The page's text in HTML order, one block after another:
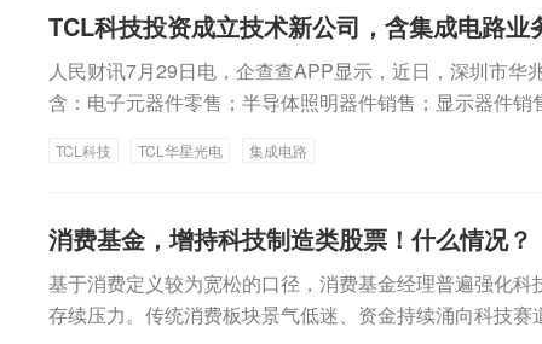
产业动向看，显示企业已由技术关注进入实质性布局阶
还处于一个技术论证和前期开发的阶段，已组建专业团
点，与客户开展技术交流、技术攻关及协同开发。“当前
说。按照规划，TCL华星预计将在今年下半年展示玻璃
板试验线，目前已向部分国内客户送样，部分客户已通过
试阶段。京东方表示，其布局的逻辑在于复用多年积累的
力和大规模集成智能制造能力，将玻璃基封装载板作为“
入“显示面板制造与半导体先进封装，在核心工艺上确实
受采访时表示，大尺寸玻璃基板处理、薄膜沉积、光刻
键环节，均是显示面板制造的核心能力，也与先进封装玻
合。在赵军看来，除了工艺衔接，设备和供应链亦构成面
者的核心设备、原材料供应链也有部分重合。TCL华星
级。相较传统有机基板，玻璃材料具有热膨胀系数更接近
连密度受限等问题。其中，TGV即玻璃通孔技术，是玻璃
过在玻璃材料上形成高密度微米级通孔并实现填铜、金
TCL科技投资成立技术新公司，含集成电路业
人民财讯7月29日电，企查查APP显示，近日，深圳市
含：电子元器件零售；半导体照明器件销售；显示器件
TCL科技 TCL华星光电 集成电路
消费基金，增持科技制造类股票！什么情况？
基于消费定义较为宽松的口径，消费基金经理普遍强化科
存续压力。传统消费板块景气低迷、资金持续涌向科技赛